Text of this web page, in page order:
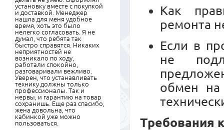
Как
ремонта
Если в
не
обмен
Требования
установку вместе с покупкой
и доставкой. Менеджер
нашла для меня удобное
время, хоть это было
нелегко согласовать. Я не
думал, что ребята так
быстро справятся. Никаких
неприятностей не
возникало по ходу,
работали спокойно,
разговаривали вежливо.
Уверен, что устанавливать
технику должны только
профессионалы. Так и
нервы, и гарантию на товар
сохранишь. Еще раз спасибо,
жена довольна, что
кабинкой уже можно
пользоваться.